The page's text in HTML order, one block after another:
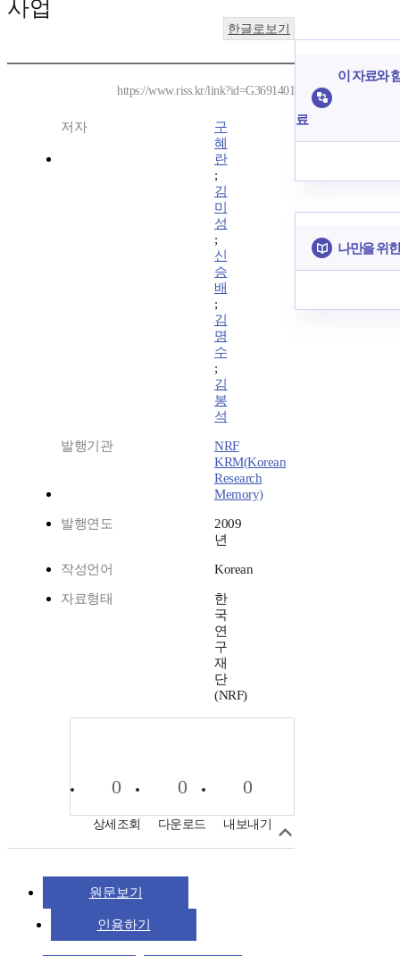
사업
한글로보기
https://www.riss.kr/link?id=G3691401
저자
구
혜
란
;
김
미
성
;
신
승
배
;
김
명
수
;
김
봉
석
발행기관
NRF
KRM(Korean
Research
Memory)
발행연도
2009
년
작성언어 Korean
자료형태
한
국
연
구
재
단
(NRF)
0
상세조회
0
다운로드
0
내보내기
원문보기
인용하기
이 자료와
료
나만을 위